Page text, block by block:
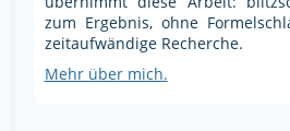
zum Ergebnis, ohne
zeitaufwändige Recherche.
Mehr über mich.